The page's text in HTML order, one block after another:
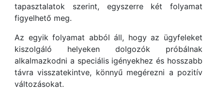
tapasztalatok szerint, egyszerre két folyamat
figyelhető meg.
Az egyik folyamat abból áll, hogy az ügyfeleket
kiszolgáló helyeken dolgozók próbálnak
alkalmazkodni a speciális igényekhez és hosszabb
távra visszatekintve, könnyű megérezni a pozitív
változásokat.